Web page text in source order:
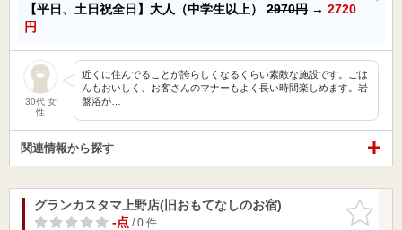
【平日、土日祝全日】大人（中学生以上） 2970円 → 2720
円
30代 女
性
近くに住んでることが誇らしくなるくらい素敵な施設です。ごは
んもおいしく、お客さんのマナーもよく長い時間楽しめます。岩
盤浴が…
関連情報から探す
お気に入
りに追加
グランカスタマ上野店(旧おもてなしのお宿)
-点/ 0 件